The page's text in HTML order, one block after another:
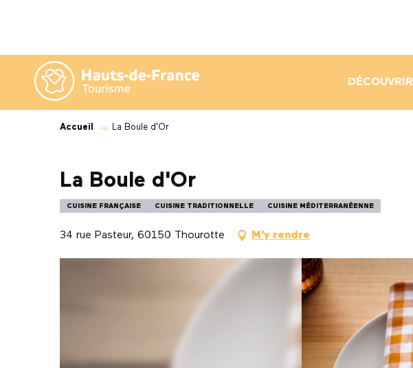
contenu
principal
DÉCOUVRIR
Accueil La Boule d'Or
La Boule d'Or
CUISINE FRANÇAISE CUISINE TRADITIONNELLE CUISINE MÉDITERRANÉENNE
34 rue Pasteur, 60150 Thourotte M'y rendre